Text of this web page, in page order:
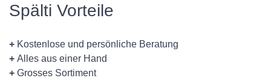
Spälti Vorteile
+ Kostenlose und persönliche Beratung
+ Alles aus einer Hand
+ Grosses Sortiment